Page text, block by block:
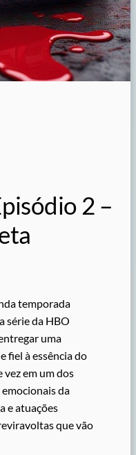
2 –
temporada
série da HBO
uma
fiel à essência do
vez em um dos
da
e atuações
que vão